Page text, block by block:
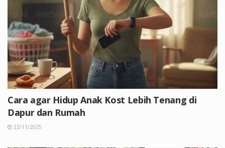
Cara agar Hidup Anak Kost Lebih Tenang di
Dapur dan Rumah
22/11/2025